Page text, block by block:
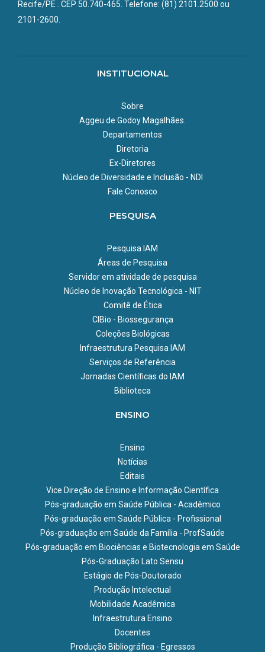
horária de 60 horas, a formação combina conteúdos teóricos
e práticos sobre metodologias ativas, acompanhamento de
atuação dos tutores em iniciativas educacionais da Fiocruz,
Recife/PE . CEP 50.740-465. Telefone: (81) 2101.2500 ou
2101-2600.
INSTITUCIONAL
Sobre
Aggeu de Godoy Magalhães.
Departamentos
Diretoria
Ex-Diretores
Núcleo de Diversidade e Inclusão - NDI
Fale Conosco
PESQUISA
Pesquisa IAM
Áreas de Pesquisa
Servidor em atividade de pesquisa
Núcleo de Inovação Tecnológica - NIT
Comitê de Ética
CIBio - Biossegurança
Coleções Biológicas
Infraestrutura Pesquisa IAM
Serviços de Referência
Jornadas Científicas do IAM
Biblioteca
ENSINO
Ensino
Notícias
Editais
Vice Direção de Ensino e Informação Científica
Pós-graduação em Saúde Pública - Acadêmico
Pós-graduação em Saúde Pública - Profissional
Pós-graduação em Saúde da Família - ProfSaúde
Pós-graduação em Biociências e Biotecnologia em Saúde
Pós-Graduação Lato Sensu
Estágio de Pós-Doutorado
Produção Intelectual
Mobilidade Acadêmica
Infraestrutura Ensino
Docentes
Produção Bibliográfica - Egressos